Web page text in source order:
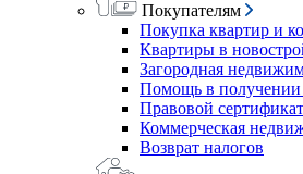
Покупателям
Покупка квартир и
Квартиры в
Загородная
Помощь в получении
Правовой сертификат
Коммерческая
Возврат налогов